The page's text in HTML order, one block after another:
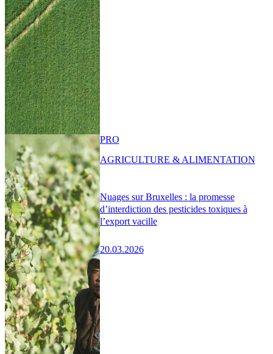
Nuages sur Bruxelles : la promesse
d’interdiction des pesticides toxiques à
l’export vacille
20.03.2026
PRO
AGRICULTURE & ALIMENTATION